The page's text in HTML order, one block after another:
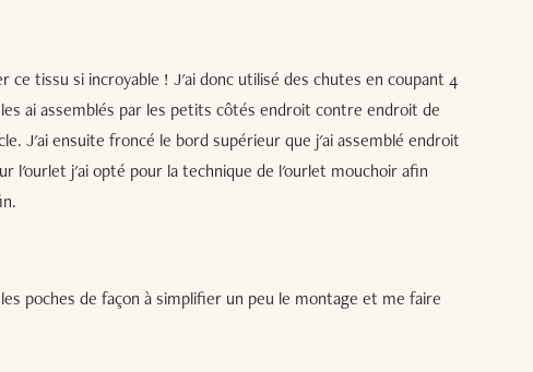
ce tissu si incroyable ! J'ai donc utilisé des chutes en coupant 4
ai assemblés par les petits côtés endroit contre endroit de
J'ai ensuite froncé le bord supérieur que j'ai assemblé endroit
l'ourlet j'ai opté pour la technique de l'ourlet mouchoir afin
poches de façon à simplifier un peu le montage et me faire